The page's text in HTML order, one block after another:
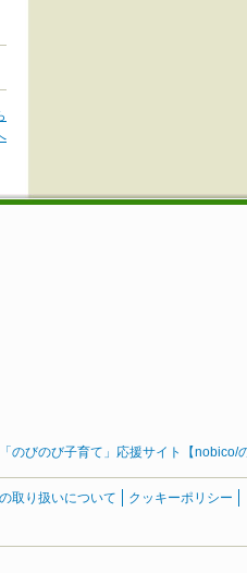
のびのび子育て」応援サイト【nobico/
取り扱いについて
クッキーポリシー